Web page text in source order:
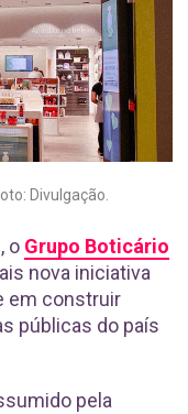
Divulgação.
o Grupo Boticário
nova iniciativa
em construir
públicas do país
pela